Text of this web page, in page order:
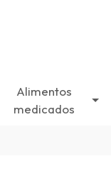
Alimentos
medicados